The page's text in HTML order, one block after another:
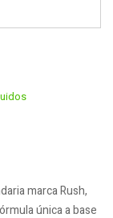
marca Rush,
única a base